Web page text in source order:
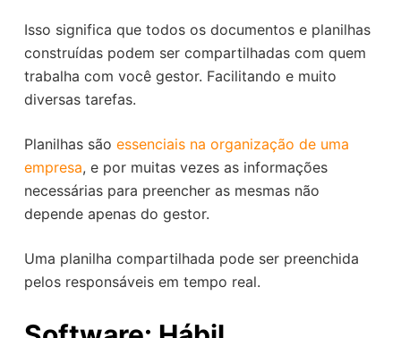
Isso significa que todos os documentos e planilhas
construídas podem ser compartilhadas com quem
trabalha com você gestor. Facilitando e muito
diversas tarefas.
Planilhas são essenciais na organização de uma
empresa, e por muitas vezes as informações
necessárias para preencher as mesmas não
depende apenas do gestor.
Uma planilha compartilhada pode ser preenchida
pelos responsáveis em tempo real.